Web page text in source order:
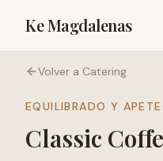
Ke Magdalenas
Volver a Catering
EQUILIBRADO Y
Classic